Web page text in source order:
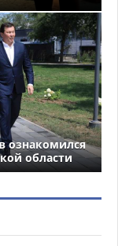
ознакомился
области